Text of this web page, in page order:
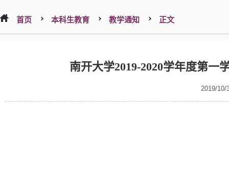
首页 本科生教育 教学通知 正文
南开大学2019-2020学年度第一
2019/10/